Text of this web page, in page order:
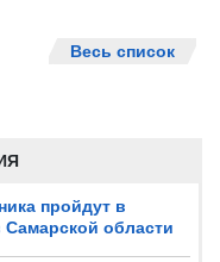
пройдут в
области
Весь список